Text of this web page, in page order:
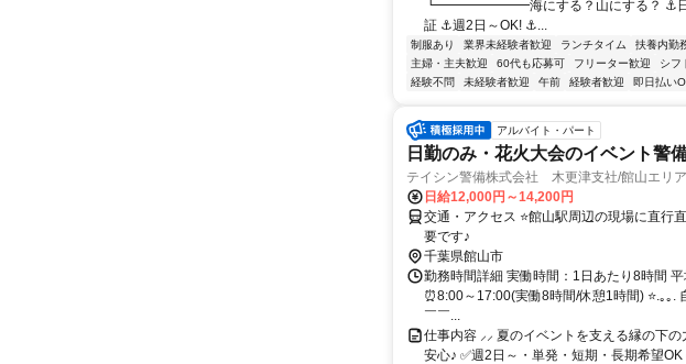
┗━━━━━━━海にする？山にする？ ⚓日
証 ⚓週2日～OK! ⚓...
制服あり 業界未経験者歓迎 ランチタイム 扶養内勤
主婦・主夫歓迎
60代も応募可 フリーター歓迎 シフ
経験不問
未経験者歓迎 午前 経験者歓迎 即日払い
アルバイト・パート
日勤のみ・花火大会のイベント警
テイシン警備株式会社 木更津支社/館山エリア
日給12,000円～14,200円
交通・アクセス ⭐館山駅周辺の現場に直行
要です♪
千葉県館山市
勤務時間詳細 実働時間：1日あたり8時間
⏰8:00～17:00(実働8時間/休憩1時間) ⭐.｡｡.
￣￣...
仕事内容 ⸝⸝ 夏のイベントを支える縁の下
安心♪ ✅週2日～・単発・短期・長期希望